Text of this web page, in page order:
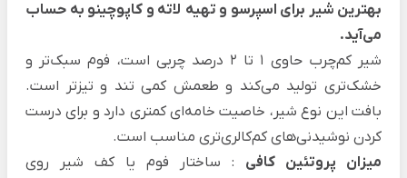
بهترین شیر برای اسپرسو و تهیه لاته و کاپوچینو به حساب
می‌آید.
شیر کم‌چرب حاوی ۱ تا ۲ درصد چربی است، فوم سبک‌تر و
خشک‌تری تولید می‌کند و طعمش کمی تند و تیزتر است.
بافت این نوع شیر، خاصیت خامه‌ای کمتری دارد و برای درست
کردن نوشیدنی‌های کم‌کالری‌تری مناسب است.
میزان پروتئین کافی : ساختار فوم یا کف شیر روی